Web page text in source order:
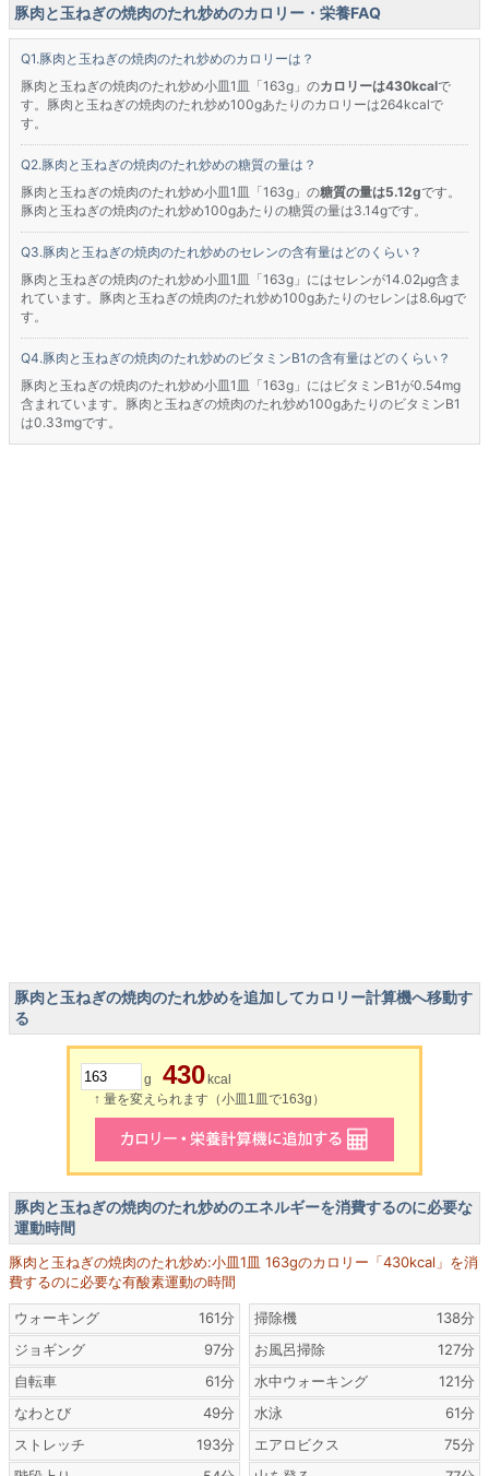
豚肉と玉ねぎの焼肉のたれ炒めのカロリー・栄養FAQ
豚肉と玉ねぎの焼肉のたれ炒めのカロリーは？
豚肉と玉ねぎの焼肉のたれ炒め小皿1皿「163g」のカロリーは430kcalで
す。豚肉と玉ねぎの焼肉のたれ炒め100gあたりのカロリーは264kcalで
す。
豚肉と玉ねぎの焼肉のたれ炒めの糖質の量は？
豚肉と玉ねぎの焼肉のたれ炒め小皿1皿「163g」の糖質の量は5.12gです。
豚肉と玉ねぎの焼肉のたれ炒め100gあたりの糖質の量は3.14gです。
豚肉と玉ねぎの焼肉のたれ炒めのセレンの含有量はどのくらい？
豚肉と玉ねぎの焼肉のたれ炒め小皿1皿「163g」にはセレンが14.02μg含ま
れています。豚肉と玉ねぎの焼肉のたれ炒め100gあたりのセレンは8.6μgで
す。
豚肉と玉ねぎの焼肉のたれ炒めのビタミンB1の含有量はどのくらい？
豚肉と玉ねぎの焼肉のたれ炒め小皿1皿「163g」にはビタミンB1が0.54mg
含まれています。豚肉と玉ねぎの焼肉のたれ炒め100gあたりのビタミンB1
は0.33mgです。
豚肉と玉ねぎの焼肉のたれ炒めを追加してカロリー計算機へ移動す
る
g 430 kcal
↑ 量を変えられます（小皿1皿で163g）
豚肉と玉ねぎの焼肉のたれ炒めのエネルギーを消費するのに必要な
運動時間
豚肉と玉ねぎの焼肉のたれ炒め:小皿1皿 163gのカロリー「430kcal」を消
費するのに必要な有酸素運動の時間
ウォーキング
161分
ジョギング
97分
自転車
61分
なわとび
49分
ストレッチ
193分
掃除機
138分
お風呂掃除
127分
水中ウォーキング
121分
水泳
61分
エアロビクス
75分